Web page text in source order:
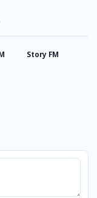
Story FM